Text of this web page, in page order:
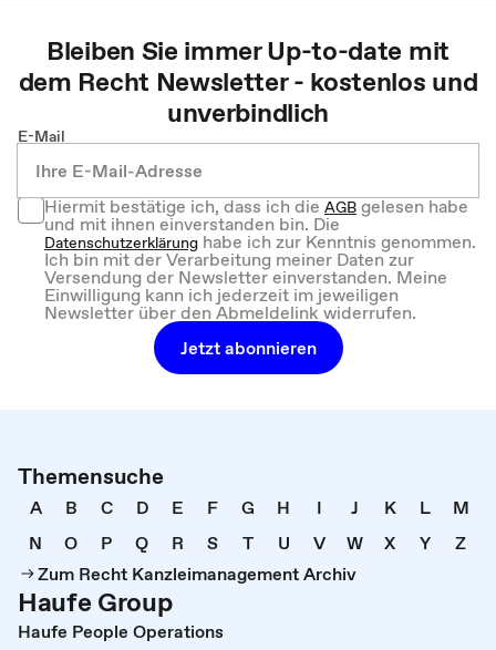
Bleiben Sie immer Up-to-date mit
dem Recht Newsletter - kostenlos und
unverbindlich
E-Mail
Hiermit bestätige ich, dass ich dieAGBgelesen habe
und mit ihnen einverstanden bin. Die
Datenschutzerklärung habe ich zur Kenntnis genommen.
Ich bin mit der Verarbeitung meiner Daten zur
Versendung der Newsletter einverstanden. Meine
Einwilligung kann ich jederzeit im jeweiligen
Newsletter über den Abmeldelink widerrufen.
Jetzt abonnieren
Themensuche
A B C D E F G H I J K L
M
N
O P Q R S T U V W X Y
Z
Zum Recht Kanzleimanagement Archiv
Haufe Group
Haufe People Operations